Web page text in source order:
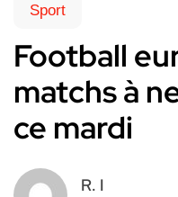
Sport
Football
matchs à
ce mardi
R. I